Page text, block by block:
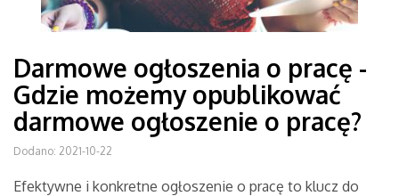
Darmowe ogłoszenia o pracę -
Gdzie możemy opublikować
darmowe ogłoszenie o pracę?
Dodano: 2021-10-22
Efektywne i konkretne ogłoszenie o pracę to klucz do